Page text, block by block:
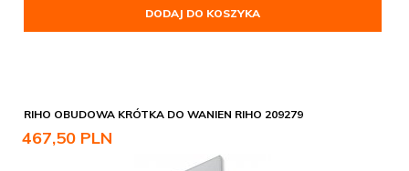
DODAJ DO KOSZYKA
RIHO OBUDOWA KRÓTKA DO WANIEN RIHO 209279
467,50 PLN